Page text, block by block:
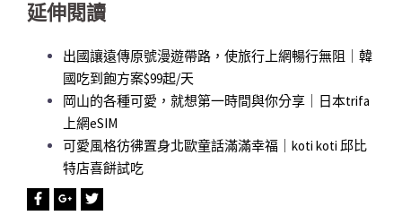
延伸閱讀
出國讓遠傳原號漫遊帶路，使旅行上網暢行無阻｜韓
國吃到飽方案$99起/天
岡山的各種可愛，就想第一時間與你分享｜日本trifa
上網eSIM
可愛風格彷彿置身北歐童話滿滿幸福｜koti koti 邱比
特店喜餅試吃